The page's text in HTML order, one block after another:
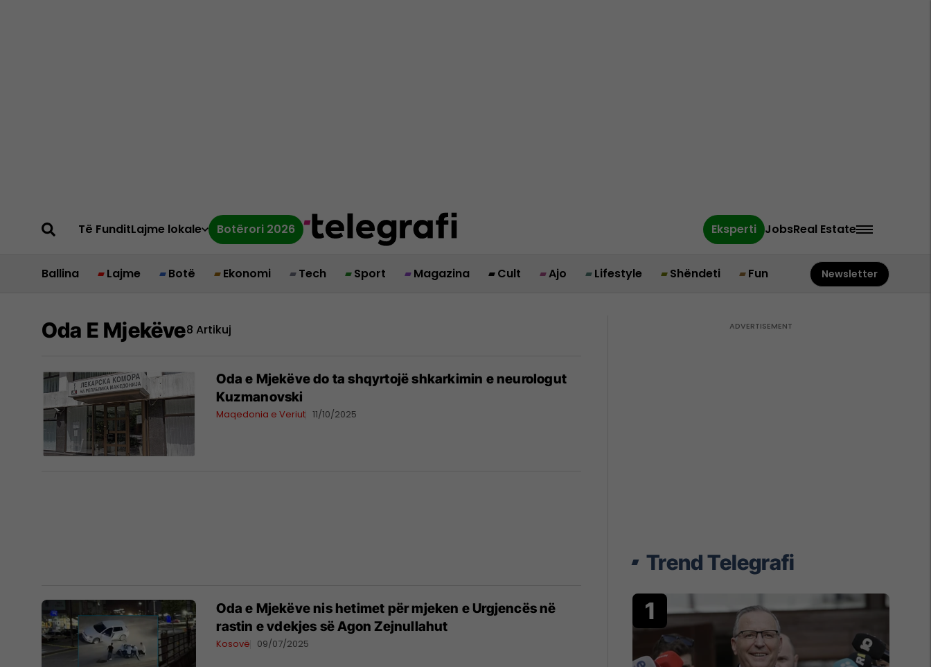
Të FunditLajme lokale Botërori 2026 Eksperti JobsReal Estate
Ballina Lajme Botë Ekonomi Tech Sport Magazina Cult Ajo Lifestyle Shëndeti Fun Newsletter
Oda E Mjekëve8 Artikuj
Oda e Mjekëve do ta shqyrtojë shkarkimin e neurologut
Kuzmanovski
Maqedonia e Veriut 11/10/2025
Oda e Mjekëve nis hetimet për mjeken e Urgjencës në
rastin e vdekjes së Agon Zejnullahut
Kosovë 09/07/2025
Trend Telegrafi